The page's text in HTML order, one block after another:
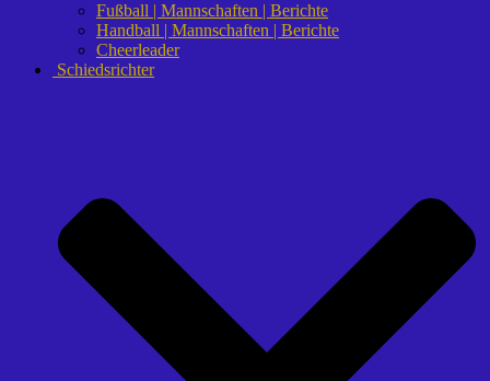
Fußball | Mannschaften | Berichte
Handball | Mannschaften | Berichte
Cheerleader
Schiedsrichter